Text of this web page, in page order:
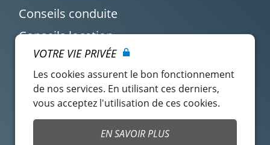
Conseils conduite
Conseils location
Actualité Easy Renter
VOTRE VIE PRIVÉE
Les cookies assurent le bon fonctionnement
de nos services. En utilisant ces derniers,
vous acceptez l'utilisation de ces cookies.
EN SAVOIR PLUS